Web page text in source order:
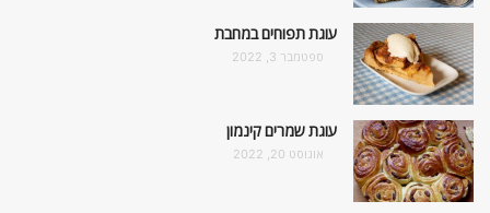
עוגת תפוחים במחבת
ספטמבר 3, 2022
עוגת שמרים קינמון
אוגוסט 20, 2022